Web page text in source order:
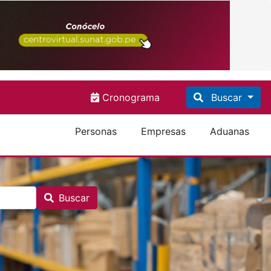
Cronograma Buscar
Personas Empresas Aduanas
Buscar